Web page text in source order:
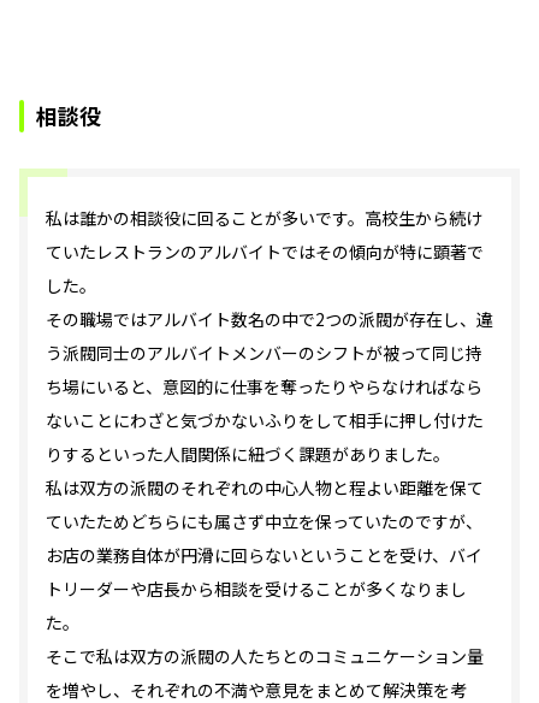
相談役
私は誰かの相談役に回ることが多いです。高校生から続け
ていたレストランのアルバイトではその傾向が特に顕著で
した。
その職場ではアルバイト数名の中で2つの派閥が存在し、違
う派閥同士のアルバイトメンバーのシフトが被って同じ持
ち場にいると、意図的に仕事を奪ったりやらなければなら
ないことにわざと気づかないふりをして相手に押し付けた
りするといった人間関係に紐づく課題がありました。
私は双方の派閥のそれぞれの中心人物と程よい距離を保て
ていたためどちらにも属さず中立を保っていたのですが、
お店の業務自体が円滑に回らないということを受け、バイ
トリーダーや店長から相談を受けることが多くなりまし
た。
そこで私は双方の派閥の人たちとのコミュニケーション量
を増やし、それぞれの不満や意見をまとめて解決策を考